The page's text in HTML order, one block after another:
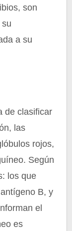
son
a su
de clasificar
las
rojos,
Según
los que
B, y
el
es